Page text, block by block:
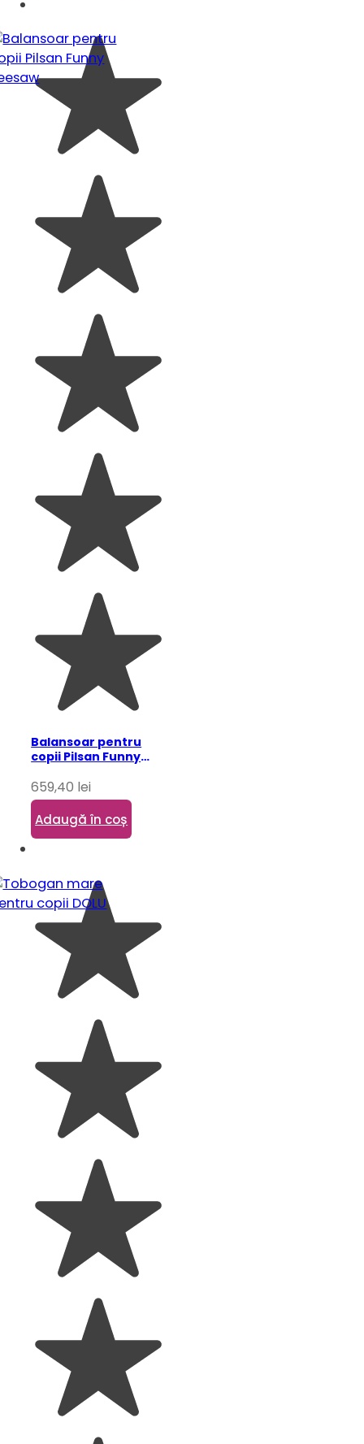
Balansoar pentru
copii Pilsan Funny
659,40 lei
Adaugă în coș